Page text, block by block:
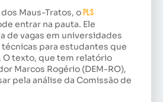
Maus-Tratos, oPLS
entrar na pauta. Ele
de vagas em universidades
para estudantes que
O texto, que tem relatório
Marcos Rogério (DEM-RO),
pela análise da Comissão de